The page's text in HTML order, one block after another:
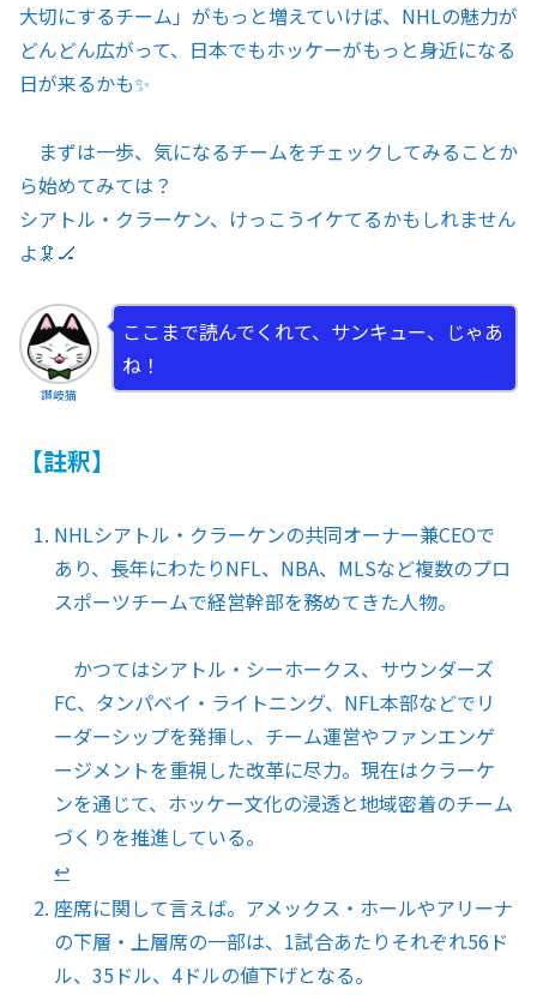
大切にするチーム」がもっと増えていけば、NHLの魅力が
どんどん広がって、日本でもホッケーがもっと身近になる
日が来るかも✨
まずは一歩、気になるチームをチェックしてみることか
ら始めてみては？
シアトル・クラーケン、けっこうイケてるかもしれません
よ🦑🏒
讃岐猫
ここまで読んでくれて、サンキュー、じゃあ
ね！
【註釈】
NHLシアトル・クラーケンの共同オーナー兼CEOで
あり、長年にわたりNFL、NBA、MLSなど複数のプロ
スポーツチームで経営幹部を務めてきた人物。
かつてはシアトル・シーホークス、サウンダーズ
FC、タンパベイ・ライトニング、NFL本部などでリ
ーダーシップを発揮し、チーム運営やファンエンゲ
ージメントを重視した改革に尽力。現在はクラーケ
ンを通じて、ホッケー文化の浸透と地域密着のチーム
づくりを推進している。
↩︎
座席に関して言えば。アメックス・ホールやアリーナ
の下層・上層席の一部は、1試合あたりそれぞれ56ド
ル、35ドル、4ドルの値下げとなる。